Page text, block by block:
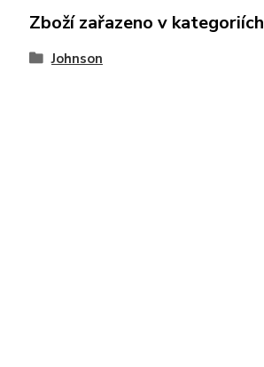
Zboží zařazeno v kategoriích
Johnson